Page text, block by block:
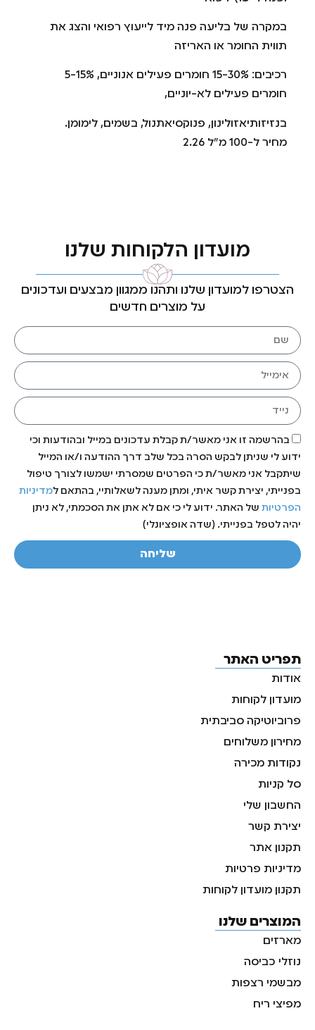
במקרה של בליעה פנה מיד לייעוץ רפואי והצג את
תווית החומר או האריזה
רכיבים: 15-30% חומרים פעילים אנוניים, 5-15%
חומרים פעילים לא-יוניים,
בנזיזותיאזולינון, פנוקסיאתנול, בשמים, לימומן.
מחיר ל-100 מ"ל 2.26
מועדון הלקוחות שלנו
הצטרפו למועדון שלנו ותהנו ממגוון מבצעים ועדכונים
על מוצרים חדשים
בהרשמה זו אני מאשר/ת קבלת עדכונים במייל ובהודעות וכי
ידוע לי שניתן לבקש הסרה בכל שלב דרך ההודעה ו/או המייל
שיתקבל אני מאשר/ת כי הפרטים שמסרתי ישמשו לצורך טיפול
בפנייתי, יצירת קשר איתי, ומתן מענה לשאלותיי, בהתאם למדיניות
הפרטיות של האתר. ידוע לי כי אם לא אתן את הסכמתי, לא ניתן
יהיה לטפל בפנייתי. (שדה אופציונלי)
שליחה
תפריט האתר
אודות
מועדון לקוחות
פרוביוטיקה סביבתית
מחירון משלוחים
נקודות מכירה
סל קניות
החשבון שלי
יצירת קשר
תקנון אתר
מדיניות פרטיות
תקנון מועדון לקוחות
המוצרים שלנו
מארזים
נוזלי כביסה
מבשמי רצפות
מפיצי ריח